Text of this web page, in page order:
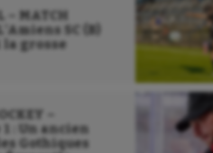
– MATCH
SC (B)
grosse
–
: Un ancien
Gothiques